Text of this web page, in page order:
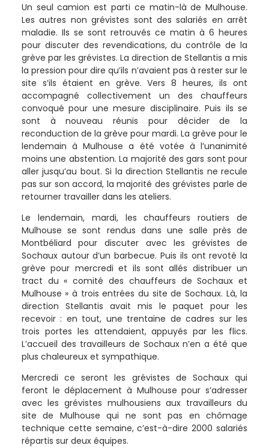
Un seul camion est parti ce matin-là de Mulhouse.
Les autres non grévistes sont des salariés en arrêt
maladie. Ils se sont retrouvés ce matin à 6 heures
pour discuter des revendications, du contrôle de la
grève par les grévistes. La direction de Stellantis a mis
la pression pour dire qu’ils n’avaient pas à rester sur le
site s’ils étaient en grève. Vers 8 heures, ils ont
accompagné collectivement un des chauffeurs
convoqué pour une mesure disciplinaire. Puis ils se
sont à nouveau réunis pour décider de la
reconduction de la grève pour mardi. La grève pour le
lendemain à Mulhouse a été votée à l’unanimité
moins une abstention. La majorité des gars sont pour
aller jusqu’au bout. Si la direction Stellantis ne recule
pas sur son accord, la majorité des grévistes parle de
retourner travailler dans les ateliers.
Le lendemain, mardi, les chauffeurs routiers de
Mulhouse se sont rendus dans une salle près de
Montbéliard pour discuter avec les grévistes de
Sochaux autour d’un barbecue. Puis ils ont revoté la
grève pour mercredi et ils sont allés distribuer un
tract du « comité des chauffeurs de Sochaux et
Mulhouse » à trois entrées du site de Sochaux. Là, la
direction Stellantis avait mis le paquet pour les
recevoir : en tout, une trentaine de cadres sur les
trois portes les attendaient, appuyés par les flics.
L’accueil des travailleurs de Sochaux n’en a été que
plus chaleureux et sympathique.
Mercredi ce seront les grévistes de Sochaux qui
feront le déplacement à Mulhouse pour s’adresser
avec les grévistes mulhousiens aux travailleurs du
site de Mulhouse qui ne sont pas en chômage
technique cette semaine, c’est-à-dire 2000 salariés
répartis sur deux équipes.